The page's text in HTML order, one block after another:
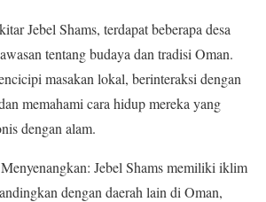
Jebel Shams, terdapat beberapa desa
tentang budaya dan tradisi Oman.
masakan lokal, berinteraksi dengan
memahami cara hidup mereka yang
dengan alam.
Jebel Shams memiliki iklim
dengan daerah lain di Oman,